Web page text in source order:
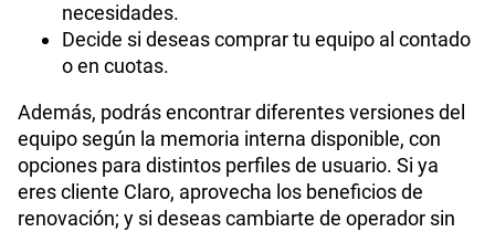
necesidades.
Decide si deseas comprar tu equipo al contado
o en cuotas.
Además, podrás encontrar diferentes versiones del
equipo según la memoria interna disponible, con
opciones para distintos perfiles de usuario. Si ya
eres cliente Claro, aprovecha los beneficios de
renovación; y si deseas cambiarte de operador sin